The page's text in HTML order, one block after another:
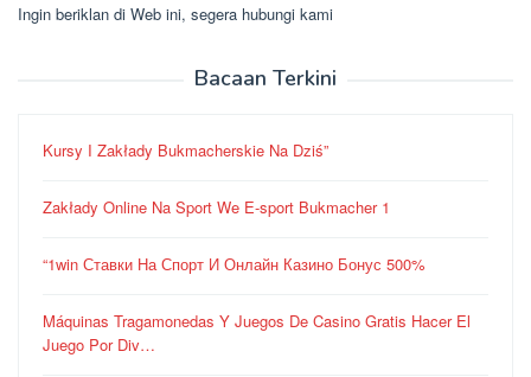
Ingin beriklan di Web ini, segera hubungi kami
Bacaan Terkini
Kursy I Zakłady Bukmacherskie Na Dziś”
Zakłady Online Na Sport We E-sport Bukmacher 1
“1win Ставки На Спорт И Онлайн Казино Бонус 500%
Máquinas Tragamonedas Y Juegos De Casino Gratis Hacer El
Juego Por Div…